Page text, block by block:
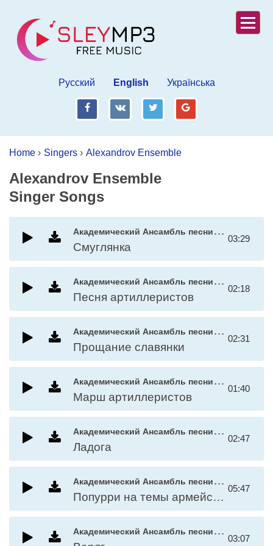
Русский English Українська
fb vk tw gp
Home › Singers › Alexandrov Ensemble
Alexandrov Ensemble
Singer Songs
А
кадемический Ансамбль песни и пляски Российской Армии имени А.В. Александрова
Смуглянка
03:29
А
кадемический Ансамбль песни и пляски Российской Армии имени А.В. Александрова
Песня артиллеристов
02:18
А
кадемический Ансамбль песни и пляски Российской Армии имени А.В. Александрова
Прощание славянки
02:31
А
кадемический Ансамбль песни и пляски Российской Армии имени А.В. Александрова
Марш артиллеристов
01:40
А
кадемический Ансамбль песни и пляски Российской Армии имени А.В. Александрова
Ладога
02:47
А
кадемический Ансамбль песни и пляски Российской Армии имени А.В. Александрова
Попурри на темы армейских песен
05:47
А
кадемический Ансамбль песни и пляски Российской Армии имени А.В. Александрова
03:07